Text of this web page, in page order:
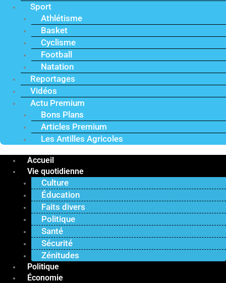
Sport
Athlétisme
Basket
Cyclisme
Football
Natation
Reportages
Vidéos
Actu Premium
Bons Plans
Articles Premium
Les Antilles Agricoles
Accueil
Vie quotidienne
Culture
Éducation
Faits divers
Politique
Santé
Sécurité
Zénitudes
Politique
Économie